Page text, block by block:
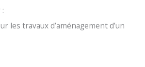
les travaux d’aménagement d’un